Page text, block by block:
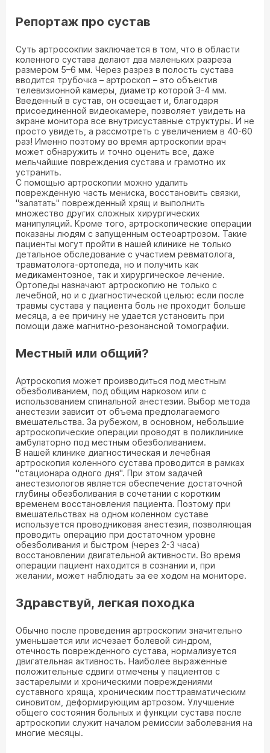
Репортаж про сустав
Суть артросокпии заключается в том, что в области
коленного сустава делают два маленьких разреза
размером 5–6 мм. Через разрез в полость сустава
вводится трубочка – артроскоп – это объектив
телевизионной камеры, диаметр которой 3-4 мм.
Введенный в сустав, он освещает и, благодаря
присоединенной видеокамере, позволяет увидеть на
экране монитора все внутрисуставные структуры. И не
просто увидеть, а рассмотреть с увеличением в 40-60
раз! Именно поэтому во время артроскопии врач
может обнаружить и точно оценить все, даже
мельчайшие повреждения сустава и грамотно их
устранить.
С помощью артроскопии можно удалить
поврежденную часть мениска, восстановить связки,
"залатать" поврежденный хрящ и выполнить
множество других сложных хирургических
манипуляций. Кроме того, артроскопические операции
показаны людям с запущенным остеоартрозом. Такие
пациенты могут пройти в нашей клинике не только
детальное обследование с участием ревматолога,
травматолога-ортопеда, но и получить как
медикаментозное, так и хирургическое лечение.
Ортопеды назначают артроскопию не только с
лечебной, но и с диагностической целью: если после
травмы сустава у пациента боль не проходит больше
месяца, а ее причину не удается установить при
помощи даже магнитно-резонансной томографии.
Местный или общий?
Артроскопия может производиться под местным
обезболиванием, под общим наркозом или с
использованием спинальной анестезии. Выбор метода
анестезии зависит от объема предполагаемого
вмешательства. За рубежом, в основном, небольшие
артроскопические операции проводят в поликлинике
амбулаторно под местным обезболиванием.
В нашей клинике диагностическая и лечебная
артроскопия коленного сустава проводится в рамках
"стационара одного дня". При этом задачей
анестезиологов является обеспечение достаточной
глубины обезболивания в сочетании с коротким
временем восстановления пациента. Поэтому при
вмешательствах на одном коленном суставе
используется проводниковая анестезия, позволяющая
проводить операцию при достаточном уровне
обезболивания и быстром (через 2-3 часа)
восстановлении двигательной активности. Во время
операции пациент находится в сознании и, при
желании, может наблюдать за ее ходом на мониторе.
Здравствуй, легкая походка
Обычно после проведения артроскопии значительно
уменьшается или исчезает болевой синдром,
отечность поврежденного сустава, нормализуется
двигательная активность. Наиболее выраженные
положительные сдвиги отмечены у пациентов с
застарелыми и хроническими повреждениями
суставного хряща, хроническим посттравматическим
синовитом, деформирующим артрозом. Улучшение
общего состояния больных и функции сустава после
артроскопии служит началом ремиссии заболевания на
многие месяцы.